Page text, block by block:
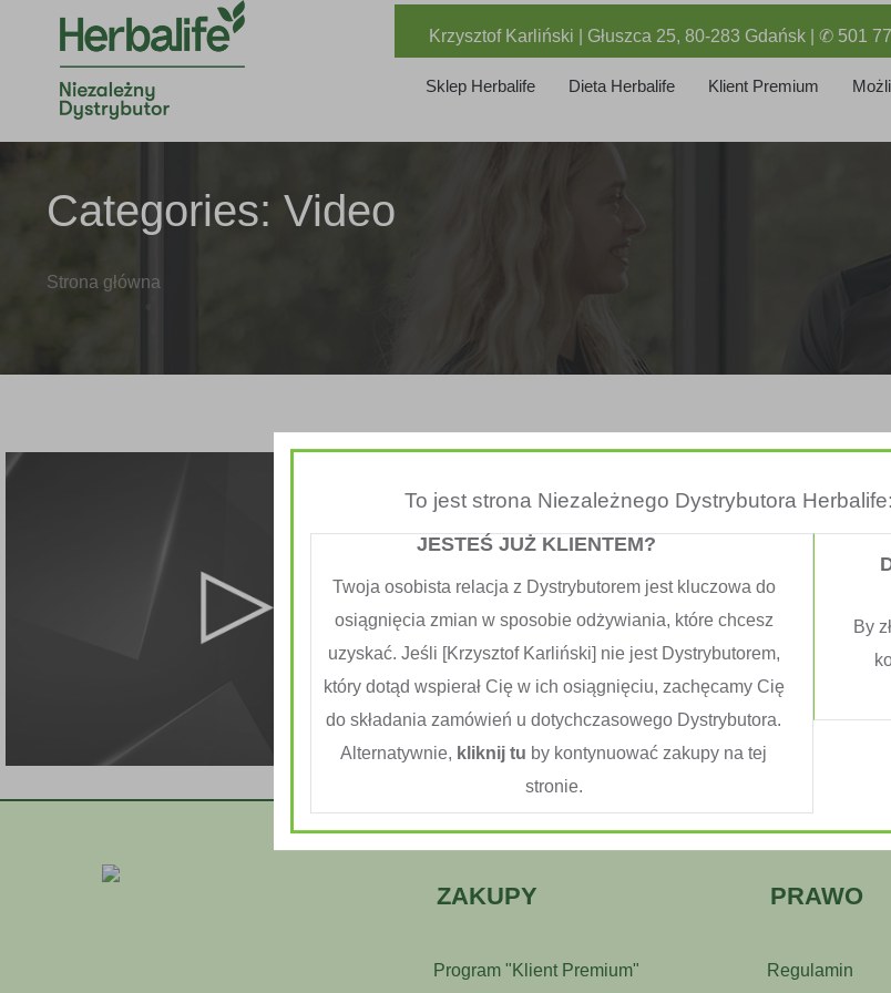
Krzysztof Karliński | Głuszca 25, 80-283 Gdańsk | ✆ 501
Sklep Herbalife Dieta Herbalife Klient Premium
Categories: Video
Strona główna
ZAKUPY
Program "Klient Premium"
PRAWO
Regulamin
To jest strona Niezależnego Dystrybutora
JESTEŚ JUŻ KLIENTEM?
Twoja osobista relacja z Dystrybutorem jest kluczowa do
osiągnięcia zmian w sposobie odżywiania, które chcesz
uzyskać. Jeśli [Krzysztof Karliński] nie jest Dystrybutorem,
który dotąd wspierał Cię w ich osiągnięciu, zachęcamy Cię
do składania zamówień u dotychczasowego Dystrybutora.
Alternatywnie, kliknij tu by kontynuować zakupy na tej
stronie.
By